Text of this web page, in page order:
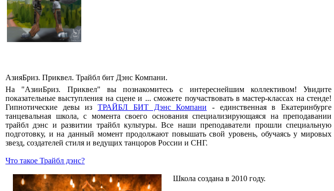
АзияБриз. Приквел. Трайбл бит Дэнс Компани.
На "АзииБриз. Приквел" вы познакомитесь с интереснейшим коллективом! Увидите
показательные выступления на сцене и ... сможете поучаствовать в мастер-классах на стенде!
Гипнотические девы изТРАЙБЛ БИТ Дэнс Компани - eдинственная в Екатеринбурге
танцевальная школа, с момента своего основания специализирующаяся на преподавании
трайбл дэнс и развитии трайбл культуры. Все наши преподаватели прошли специальную
подготовку, и на данный момент продолжают повышать свой уровень, обучаясь у мировых
звезд, создателей стиля и ведущих танцоров России и СНГ.
Что такое Трайбл дэнс?
Школа создана в 2010 году.